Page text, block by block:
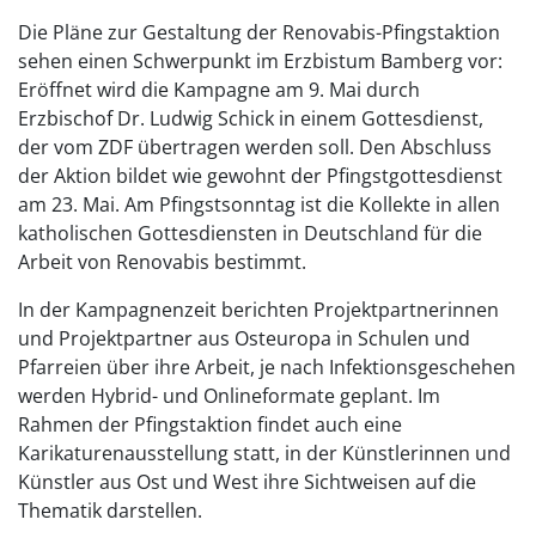
Die Pläne zur Gestaltung der Renovabis-Pfingstaktion
sehen einen Schwerpunkt im Erzbistum Bamberg vor:
Eröffnet wird die Kampagne am 9. Mai durch
Erzbischof Dr. Ludwig Schick in einem Gottesdienst,
der vom ZDF übertragen werden soll. Den Abschluss
der Aktion bildet wie gewohnt der Pfingstgottesdienst
am 23. Mai. Am Pfingstsonntag ist die Kollekte in allen
katholischen Gottesdiensten in Deutschland für die
Arbeit von Renovabis bestimmt.
In der Kampagnenzeit berichten Projektpartnerinnen
und Projektpartner aus Osteuropa in Schulen und
Pfarreien über ihre Arbeit, je nach Infektionsgeschehen
werden Hybrid- und Onlineformate geplant. Im
Rahmen der Pfingstaktion findet auch eine
Karikaturenausstellung statt, in der Künstlerinnen und
Künstler aus Ost und West ihre Sichtweisen auf die
Thematik darstellen.